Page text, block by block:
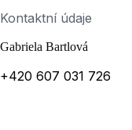
Kontaktní údaje
Gabriela Bartlová
+420 607 031 726